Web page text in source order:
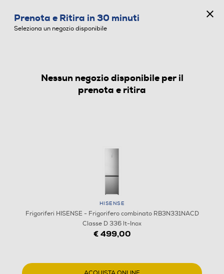
FRIGORIFERI
Prenota e Ritira in 30 minuti
Seleziona un negozio disponibile
Nessun negozio disponibile per il
prenota e ritira
HISENSE
Frigoriferi HISENSE - Frigorifero combinato RB3N331NACD
Classe D 336 lt-Inox
€ 499,00